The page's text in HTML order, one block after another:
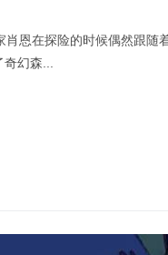
恩在探险的时候偶然跟随
幻森...